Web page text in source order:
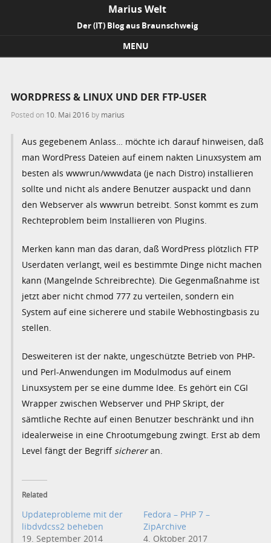
Marius Welt
Der (IT) Blog aus Braunschweig
MENU
WORDPRESS & LINUX UND DER FTP-USER
Posted on 10. Mai 2016 by marius
Aus gegebenem Anlass… möchte ich darauf hinweisen, daß
man WordPress Dateien auf einem nakten Linuxsystem am
besten als wwwrun/wwwdata (je nach Distro) installieren
sollte und nicht als andere Benutzer auspackt und dann
den Webserver als wwwrun betreibt. Sonst kommt es zum
Rechteproblem beim Installieren von Plugins.
Merken kann man das daran, daß WordPress plötzlich FTP
Userdaten verlangt, weil es bestimmte Dinge nicht machen
kann (Mangelnde Schreibrechte). Die Gegenmaßnahme ist
jetzt aber nicht chmod 777 zu verteilen, sondern ein
System auf eine sicherere und stabile Webhostingbasis zu
stellen.
Desweiteren ist der nakte, ungeschützte Betrieb von PHP-
und Perl-Anwendungen im Modulmodus auf einem
Linuxsystem per se eine dumme Idee. Es gehört ein CGI
Wrapper zwischen Webserver und PHP Skript, der
sämtliche Rechte auf einen Benutzer beschränkt und ihn
idealerweise in eine Chrootumgebung zwingt. Erst ab dem
Level fängt der Begriff sichereran.
Related
Updateprobleme mit der
libdvdcss2 beheben
19. September 2014
Fedora – PHP 7 –
ZipArchive
4. Oktober 2017